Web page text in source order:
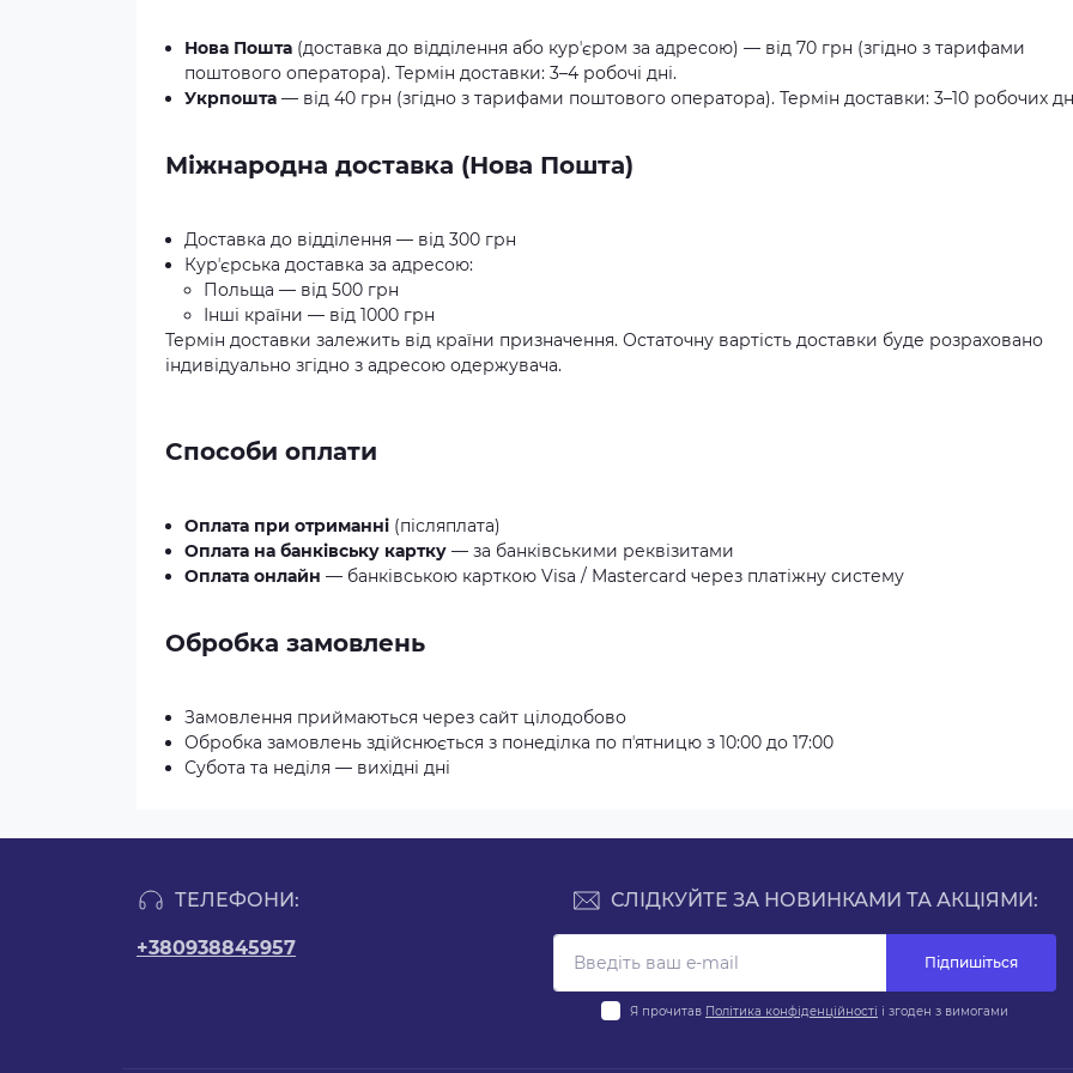
Нова Пошта (доставка до відділення або курʼєром за адресою) — від 70 грн (згідно з тарифами
поштового оператора). Термін доставки: 3–4 робочі дні.
Укрпошта — від 40 грн (згідно з тарифами поштового оператора). Термін доставки: 3–10 робочих
Міжнародна доставка (Нова Пошта)
Доставка до відділення — від 300 грн
Курʼєрська доставка за адресою:
Польща — від 500 грн
Інші країни — від 1000 грн
Термін доставки залежить від країни призначення. Остаточну вартість доставки буде розраховано
індивідуально згідно з адресою одержувача.
Способи оплати
Оплата при отриманні (післяплата)
Оплата на банківську картку — за банківськими реквізитами
Оплата онлайн — банківською карткою Visa / Mastercard через платіжну систему
Обробка замовлень
Замовлення приймаються через сайт цілодобово
Обробка замовлень здійснюється з понеділка по пʼятницю з 10:00 до 17:00
Субота та неділя — вихідні дні
ТЕЛЕФОНИ:
+380938845957
СЛІДКУЙТЕ ЗА НОВИНКАМИ ТА АКЦІЯМИ:
Підпишіться
Я прочитав Політика конфіденційності і згоден з вимогами